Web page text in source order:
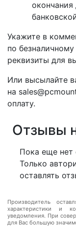
Укажите в
по
реквизиты для
Или высылайте
на
оплату.
Отзывы
Пока еще нет
Только
оставлять
Производитель
характеристики и
уведомления. При
для Вас большую